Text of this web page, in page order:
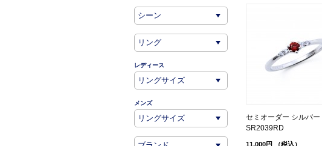
セミオーダー シルバー
SR2039RD
11,000円 （税込）
レディース
メンズ